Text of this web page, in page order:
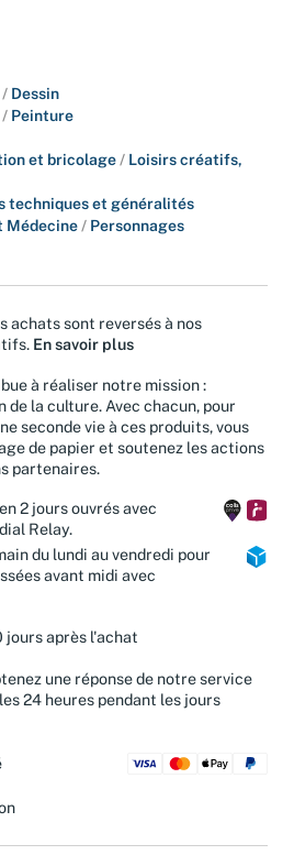
/ Dessin
/ Peinture
et bricolage / Loisirs créatifs,
techniques et généralités
Médecine / Personnages
achats sont reversés à nos
En savoir plus
à réaliser notre mission :
de la culture. Avec chacun, pour
seconde vie à ces produits, vous
de papier et soutenez les actions
partenaires.
2 jours ouvrés avec
Relay.
du lundi au vendredi pour
avant midi avec
jours après l'achat
une réponse de notre service
24 heures pendant les jours